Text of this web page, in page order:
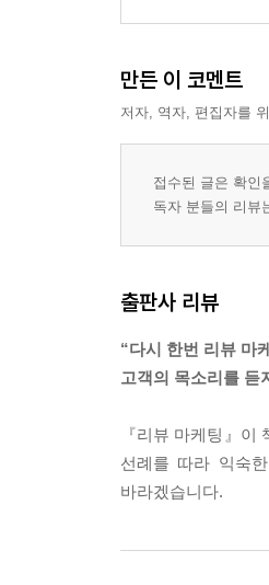
이벤트를 활용한 리
고객 리뷰 요청 이벤
광고, 홍보성 리뷰
그들의 영향력을 이
다양한 리뷰가 가능
구매 결정에 도움을
리뷰들을 의미 있게
리뷰를 작성해야 하
최적화된 타이밍에
리뷰의 신뢰를 회복
만든 이 코멘트
저자, 역자, 편집자를
접수된 글은 확인
독자 분들의 리뷰
출판사 리뷰
“다시 한번 리뷰 마
고객의 목소리를 듣
『리뷰 마케팅』
선례를 따라 익숙
바라겠습니다.